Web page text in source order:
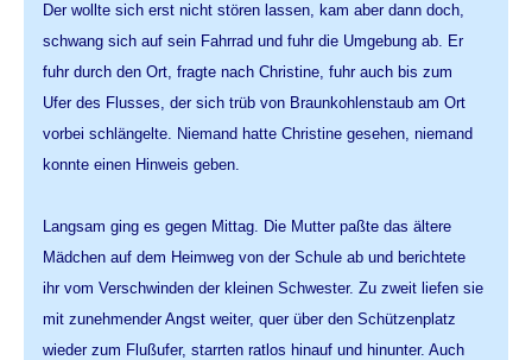
Der wollte sich erst nicht stören lassen, kam aber dann doch,
schwang sich auf sein Fahrrad und fuhr die Umgebung ab. Er
fuhr durch den Ort, fragte nach Christine, fuhr auch bis zum
Ufer des Flusses, der sich trüb von Braunkohlenstaub am Ort
vorbei schlängelte. Niemand hatte Christine gesehen, niemand
konnte einen Hinweis geben.
Langsam ging es gegen Mittag. Die Mutter paßte das ältere
Mädchen auf dem Heimweg von der Schule ab und berichtete
ihr vom Verschwinden der kleinen Schwester. Zu zweit liefen sie
mit zunehmender Angst weiter, quer über den Schützenplatz
wieder zum Flußufer, starrten ratlos hinauf und hinunter. Auch